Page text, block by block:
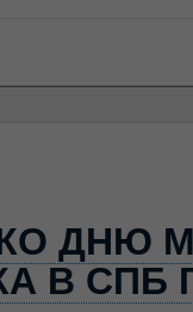
ДНЮ
В СПБ